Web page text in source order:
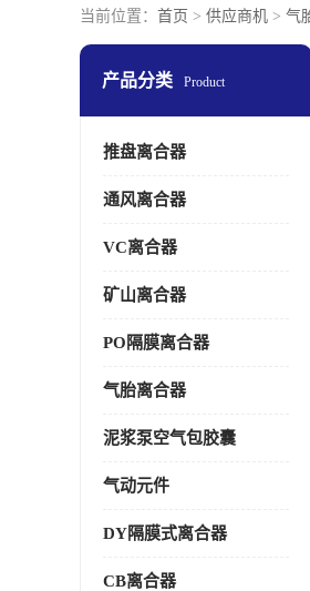
当前位置： 首页 > 供应商机 > 气
产品分类 Product
推盘离合器
通风离合器
VC离合器
矿山离合器
PO隔膜离合器
气胎离合器
泥浆泵空气包胶囊
气动元件
DY隔膜式离合器
CB离合器